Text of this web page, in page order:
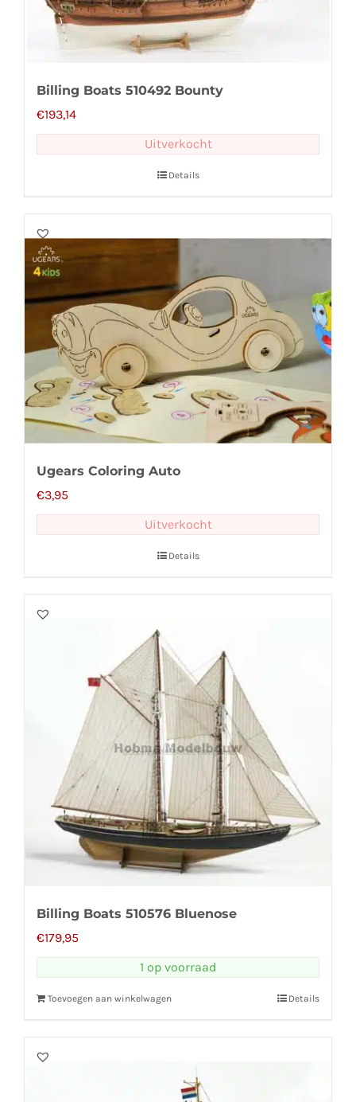
Billing Boats 510492 Bounty
€193,14
Uitverkocht
Details
Ugears Coloring Auto
€3,95
Uitverkocht
Details
Billing Boats 510576 Bluenose
€179,95
1 op voorraad
Toevoegen aan winkelwagen Details